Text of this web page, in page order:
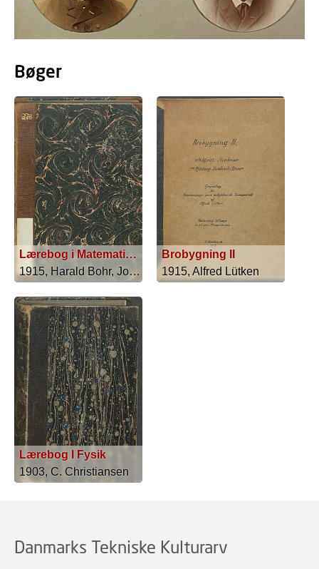
Bøger
Lærebog i Matematisk Analyse
1915, Harald Bohr, Johannes Mollerup
Brobygning II
1915, Alfred Lütken
Lærebog I Fysik
1903, C. Christiansen
Danmarks Tekniske Kulturarv